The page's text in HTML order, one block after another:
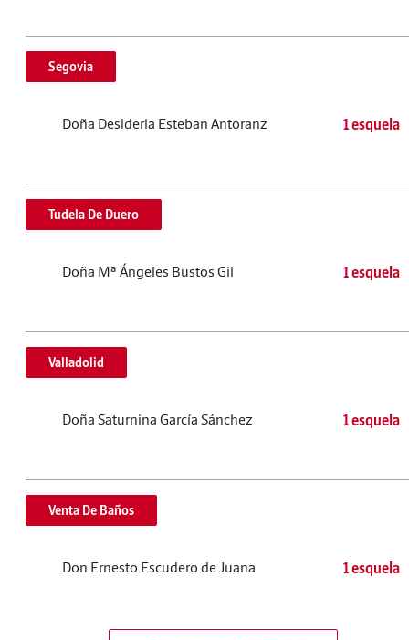
Segovia
Doña Desideria Esteban Antoranz 1 esquela
Tudela De Duero
Doña Mª Ángeles Bustos Gil 1 esquela
Valladolid
Doña Saturnina García Sánchez 1 esquela
Venta De Baños
Don Ernesto Escudero de Juana 1 esquela